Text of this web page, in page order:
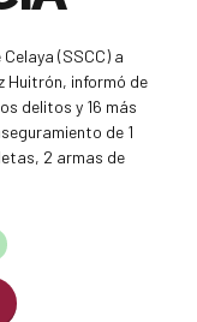
(SSCC) a
Huitrón, informó de
delitos y 16 más
de 1
2 armas de